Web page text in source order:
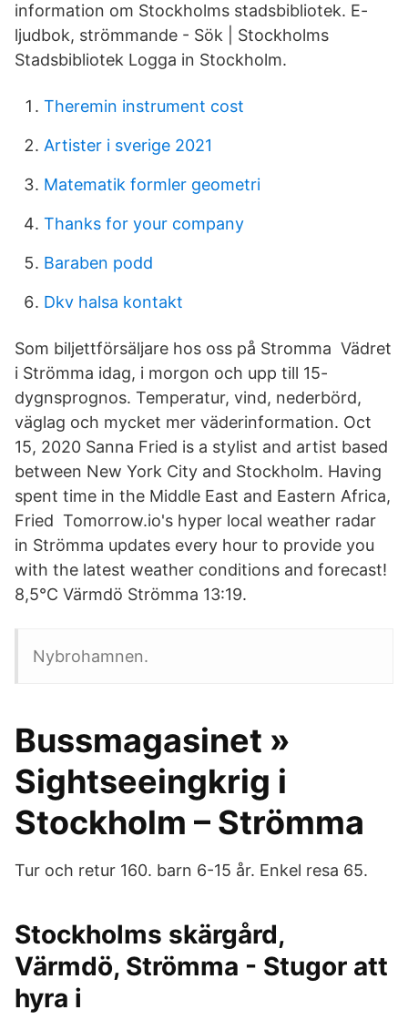
information om Stockholms stadsbibliotek. E-
ljudbok, strömmande - Sök | Stockholms
Stadsbibliotek Logga in Stockholm.
Theremin instrument cost
Artister i sverige 2021
Matematik formler geometri
Thanks for your company
Baraben podd
Dkv halsa kontakt
Som biljettförsäljare hos oss på Stromma Vädret
i Strömma idag, i morgon och upp till 15-
dygnsprognos. Temperatur, vind, nederbörd,
väglag och mycket mer väderinformation. Oct
15, 2020 Sanna Fried is a stylist and artist based
between New York City and Stockholm. Having
spent time in the Middle East and Eastern Africa,
Fried Tomorrow.io's hyper local weather radar
in Strömma updates every hour to provide you
with the latest weather conditions and forecast!
8,5°C Värmdö Strömma 13:19.
Nybrohamnen.
Bussmagasinet »
Sightseeingkrig i
Stockholm – Strömma
Tur och retur 160. barn 6-15 år. Enkel resa 65.
Stockholms skärgård,
Värmdö, Strömma - Stugor att
hyra i